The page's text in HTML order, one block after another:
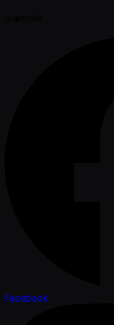
Facebook